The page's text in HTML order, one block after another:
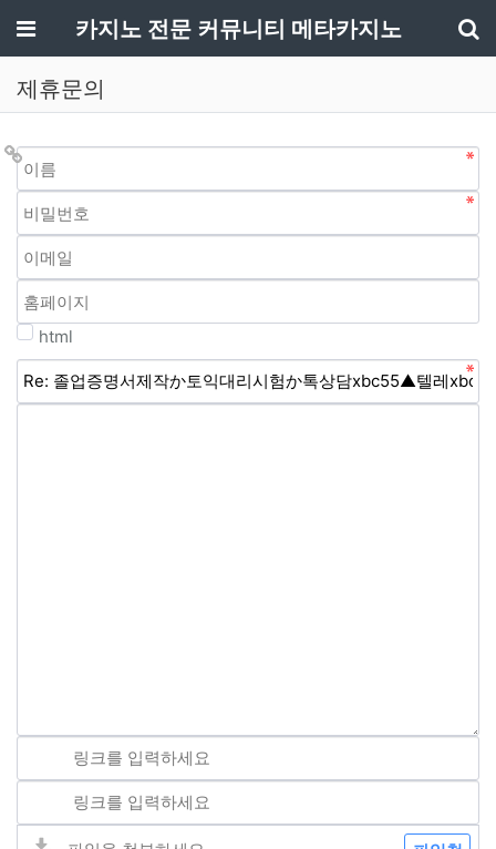
메뉴카지노 전문 커뮤니티 메타카지노
제휴문의
html